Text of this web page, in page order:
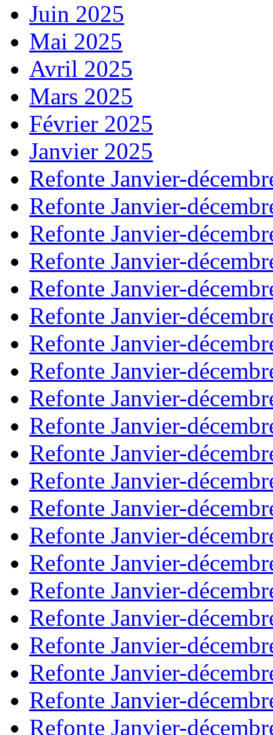
Juin 2025
Mai 2025
Avril 2025
Mars 2025
Février 2025
Janvier 2025
Refonte Janvier-
Refonte Janvier-
Refonte Janvier-
Refonte Janvier-
Refonte Janvier-
Refonte Janvier-
Refonte Janvier-
Refonte Janvier-
Refonte Janvier-
Refonte Janvier-
Refonte Janvier-
Refonte Janvier-
Refonte Janvier-
Refonte Janvier-
Refonte Janvier-
Refonte Janvier-
Refonte Janvier-
Refonte Janvier-
Refonte Janvier-
Refonte Janvier-
Refonte Janvier-